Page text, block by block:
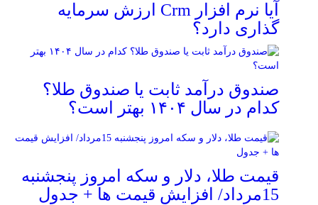
آیا نرم افزار Crm ارزش سرمایه
گذاری دارد؟
صندوق درآمد ثابت یا صندوق طلا؟
کدام در سال ۱۴۰۴ بهتر است؟
قیمت طلا، دلار و سکه امروز پنجشنبه
15مرداد/ افزایش قیمت ها + جدول